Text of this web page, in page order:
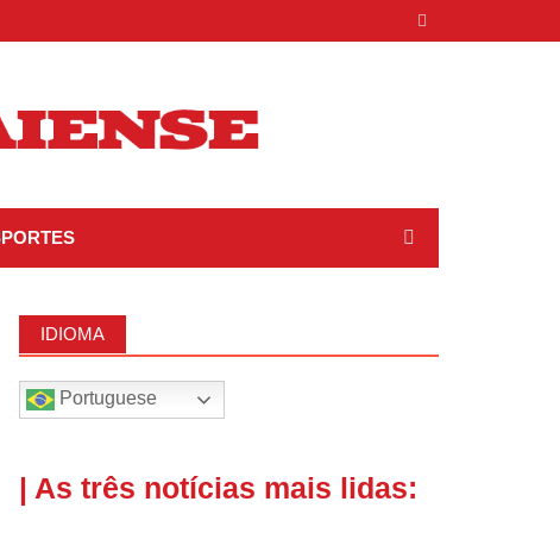
IDIOMA
Portuguese
| As três notícias mais lidas: